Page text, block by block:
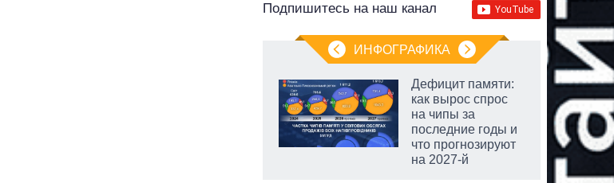
Подпишитесь на наш канал
ИНФОГРАФИКА
Дефицит памяти:
как вырос спрос
на чипы за
последние годы и
что прогнозируют
на 2027-й